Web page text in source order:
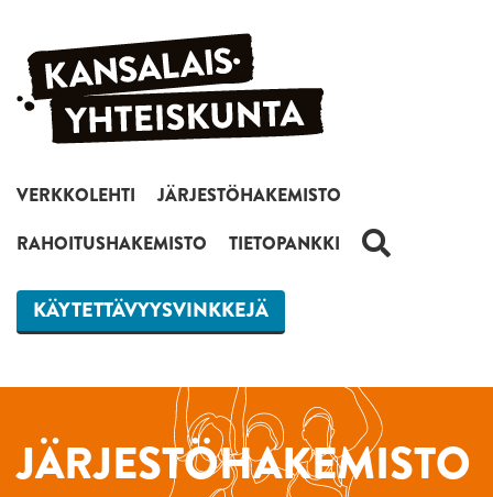
Siirry sisältöön
VERKKOLEHTI
JÄRJESTÖHAKEMISTO
RAHOITUSHAKEMISTO
TIETOPANKKI HAKU
KÄYTETTÄVYYSVINKKEJÄ
JÄRJESTÖHAKEMISTO